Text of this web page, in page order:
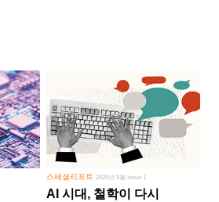
스페셜리포트 2026년 8월 Issue 1
AI 시대, 철학이 다시